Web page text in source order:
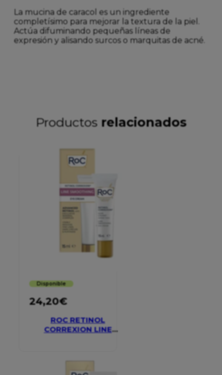
La mucina de caracol es un ingrediente
completísimo para mejorar la textura de la piel.
Actúa difuminando pequeñas líneas de
expresión y alisando surcos o marquitas de acné.
Productos relacionados
Disponible
24,20€
ROC RETINOL
CORREXION LINE